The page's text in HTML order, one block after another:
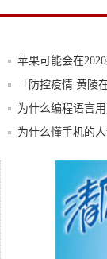
苹果可能会在
「防控疫情 黄陵
产 加
为什么编程语言
序员的
为什么懂手机的人
宝骏新款“买菜车